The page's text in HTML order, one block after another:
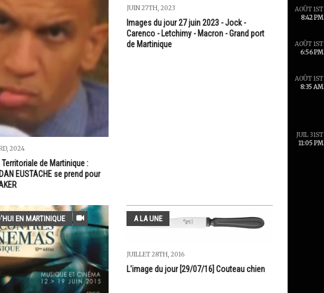
2024
de Martinique :
EUSTACHE se prend pour
JUIN 27TH, 2023
Images du jour 27 juin 2023 - Jock -
Carenco - Letchimy - Macron - Grand port
de Martinique
EN MARTINIQUE A LA UNE
JUILLET 28TH, 2016
L'image du jour [29/07/16] Couteau chien
AOÛT 1ST
8:42 PM
AOÛT 1ST
6:56 PM
AOÛT 1ST
8:35 AM
JUIL 31ST
11:05 PM